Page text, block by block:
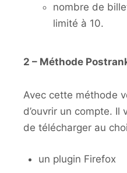
nombre de
limité à 10.
2 – Méthode
Avec cette méthode
d’ouvrir un compte.
de télécharger au
un plugin Firefox